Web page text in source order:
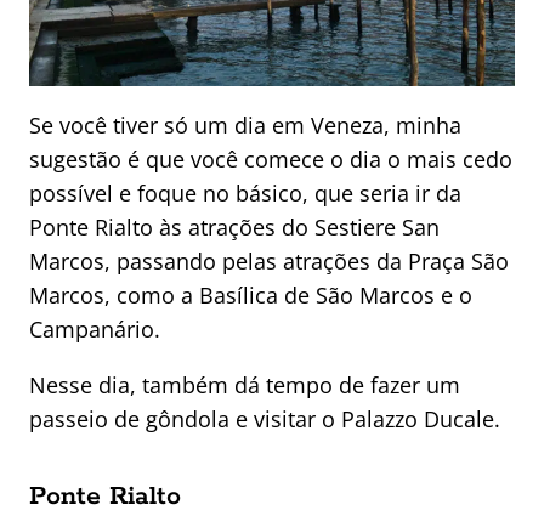
Se você tiver só um dia em Veneza, minha
sugestão é que você comece o dia o mais cedo
possível e foque no básico, que seria ir da
Ponte Rialto às atrações do Sestiere San
Marcos, passando pelas atrações da Praça São
Marcos, como a Basílica de São Marcos e o
Campanário.
Nesse dia, também dá tempo de fazer um
passeio de gôndola e visitar o Palazzo Ducale.
Ponte Rialto